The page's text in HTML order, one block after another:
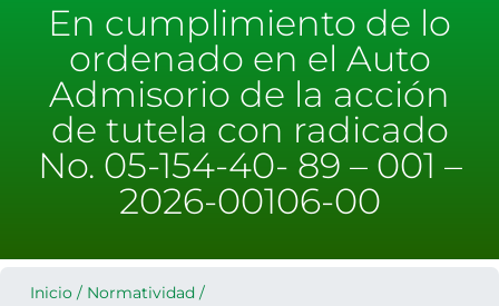
En cumplimiento de lo
ordenado en el Auto
Admisorio de la acción
de tutela con radicado
No. 05-154-40- 89 – 001 –
2026-00106-00
Inicio / Normatividad /